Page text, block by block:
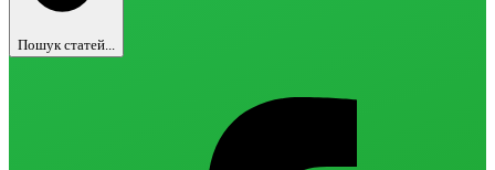
Пошук статей...